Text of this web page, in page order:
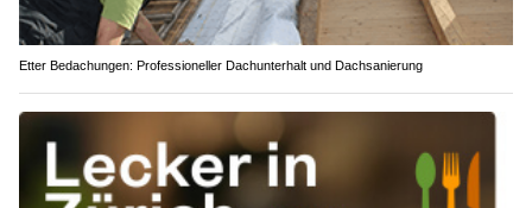
Etter Bedachungen: Professioneller Dachunterhalt und Dachsanierung